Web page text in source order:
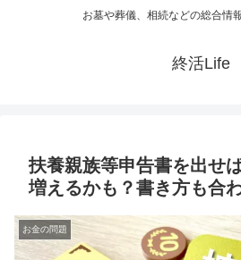
お墓や葬儀、相続などの総合情
終活Life
扶養親族等申告書を出せ
増えるかも？書き方も合
お金の問題